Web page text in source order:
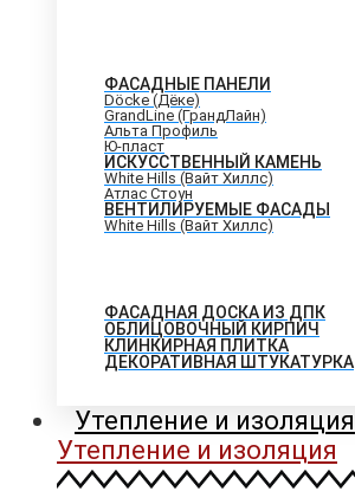
ФАСАДНЫЕ ПАНЕЛИ
Döcke (Дёке)
GrandLine (ГрандЛайн)
Альта Профиль
Ю-пласт
ИСКУССТВЕННЫЙ КАМЕНЬ
White Hills (Вайт Хиллс)
Атлас Стоун
ВЕНТИЛИРУЕМЫЕ ФАСАДЫ
White Hills (Вайт Хиллс)
ФАСАДНАЯ ДОСКА ИЗ ДПК
ОБЛИЦОВОЧНЫЙ КИРПИЧ
КЛИНКИРНАЯ ПЛИТКА
ДЕКОРАТИВНАЯ ШТУКАТУРКА
Утепление и изоляция
Утепление и изоляция